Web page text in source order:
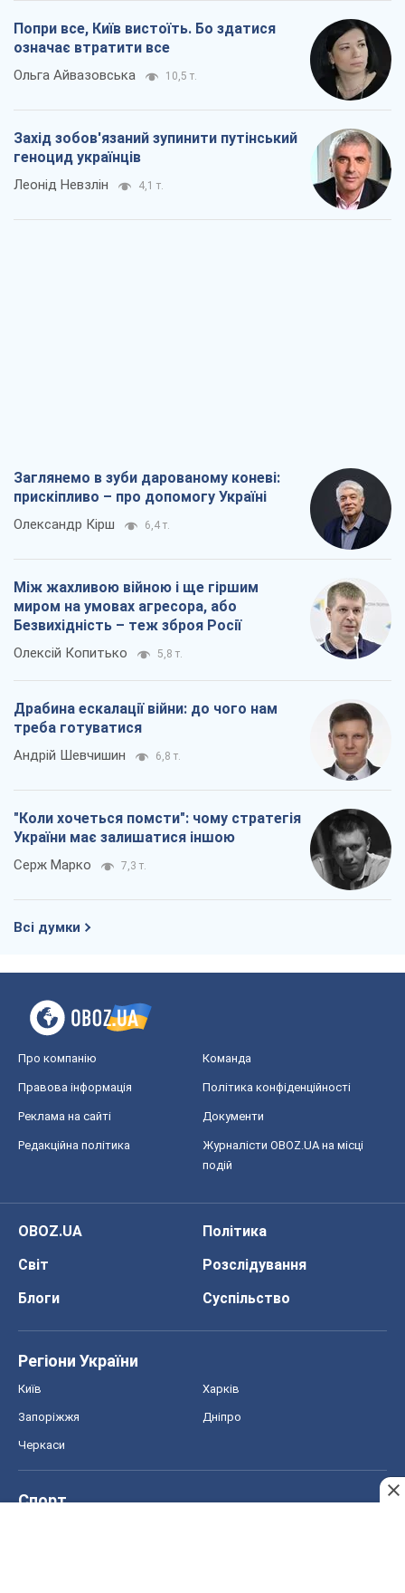
Попри все, Київ вистоїть. Бо здатися
означає втратити все
Ольга Айвазовська 10,5 т.
Захід зобов'язаний зупинити путінський
геноцид українців
Леонід Невзлін 4,1 т.
Заглянемо в зуби дарованому коневі:
прискіпливо – про допомогу Україні
Олександр Кірш 6,4 т.
Між жахливою війною і ще гіршим
миром на умовах агресора, або
Безвихідність – теж зброя Росії
Олексій Копитько 5,8 т.
Драбина ескалації війни: до чого нам
треба готуватися
Андрій Шевчишин 6,8 т.
"Коли хочеться помсти": чому стратегія
України має залишатися іншою
Серж Марко 7,3 т.
Всі думки
Про компанію Команда
Правова інформація Політика конфіденційності
Реклама на сайті Документи
Редакційна політика
Журналісти OBOZ.UA на місці
подій
OBOZ.UA
Політика
Світ
Розслідування
Блоги
Суспільство
Регіони України
Київ Харків
Запоріжжя Дніпро
Черкаси
Спорт